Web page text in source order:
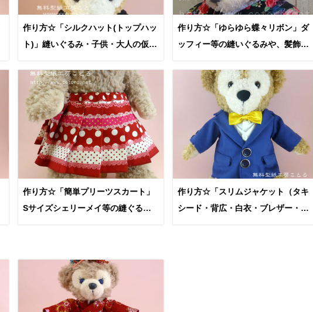
作り方☆「シルクハット(トップハッ
ト)」縫いぐるみ・子供・大人の仮装
作り方☆「ゆらゆら蝶々リボン」ダ
ッフィー等の縫いぐるみや、髪飾り
作り方☆「簡単プリーツスカート」
Sサイズシェリーメイ等の縫ぐるみ
作り方☆「スリムジャケット（タキ
シード・背広・白衣・ブレザー・ス